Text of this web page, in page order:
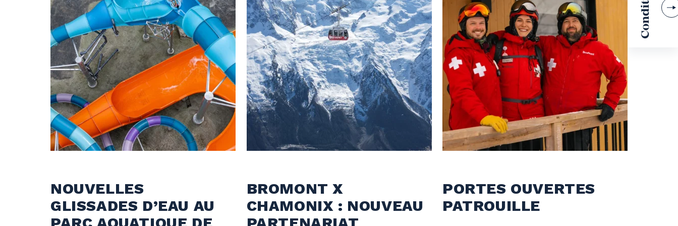
NOUVELLES
GLISSADES D’EAU AU
BROMONT X
CHAMONIX : NOUVEAU
PORTES OUVERTES
PATROUILLE